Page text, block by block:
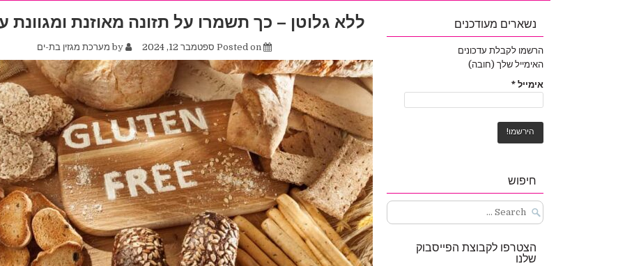
ללא גלוטן – כך תשמרו על תזונה מאוזנת ומגוונת
Posted on ספטמבר 12, 2024 by מערכת מגזין בת-ים
נשארים מעודכנים
הרשמו לקבלת עדכונים
האימייל שלך (חובה)
אימייל *
חיפוש
Search
for:
הצטרפו לקבוצת הפייסבוק
שלנו